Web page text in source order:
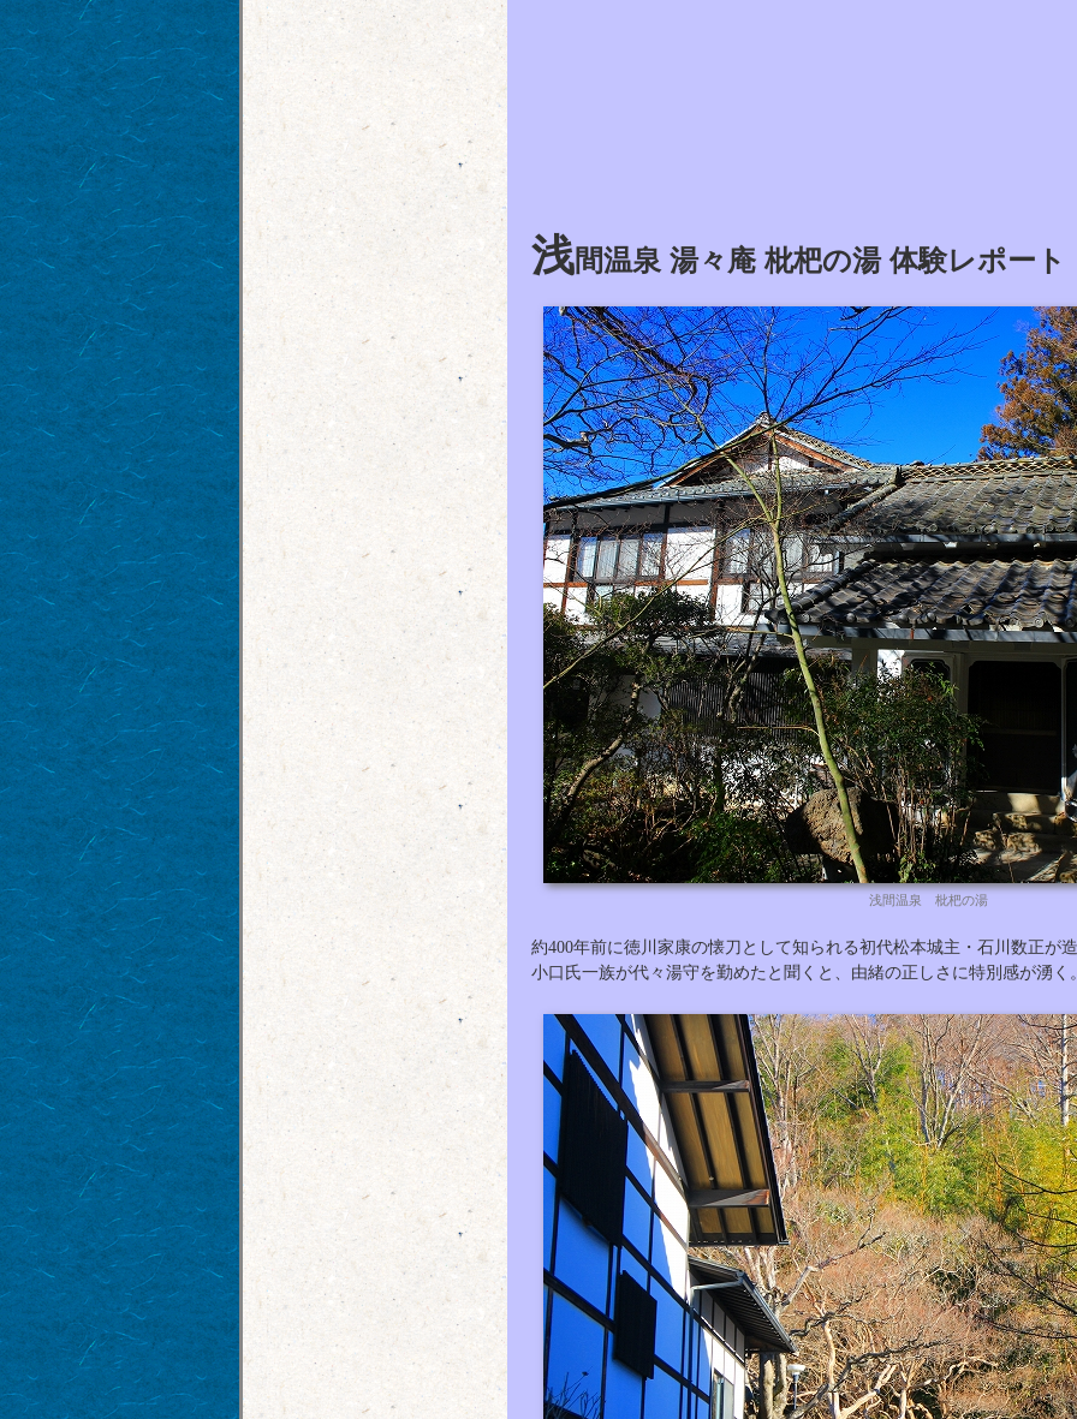
浅間温泉 湯々庵 枇杷の湯 体験レポート
浅間温泉 枇杷の湯
約400年前に徳川家康の懐刀として知られる初代松本城主・石川数正が
小口氏一族が代々湯守を勤めたと聞くと、由緒の正しさに特別感が湧く